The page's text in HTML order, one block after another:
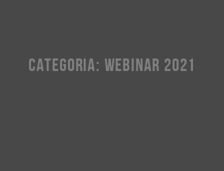
CATEGORIA: WEBINAR 2021